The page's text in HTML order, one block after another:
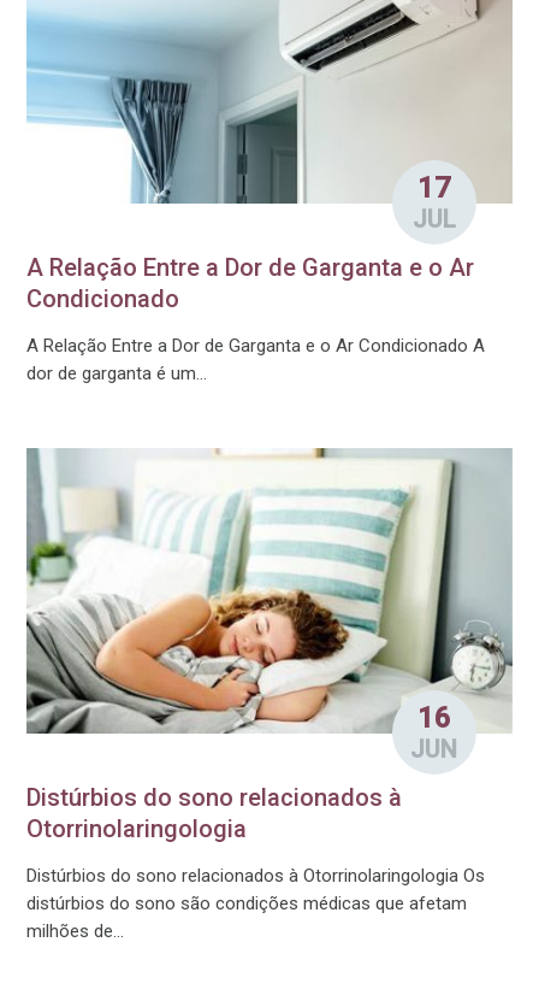
17
JUL
A Relação Entre a Dor de Garganta e o Ar
Condicionado
A Relação Entre a Dor de Garganta e o Ar Condicionado A
dor de garganta é um...
16
JUN
Distúrbios do sono relacionados à
Otorrinolaringologia
Distúrbios do sono relacionados à Otorrinolaringologia Os
distúrbios do sono são condições médicas que afetam
milhões de...